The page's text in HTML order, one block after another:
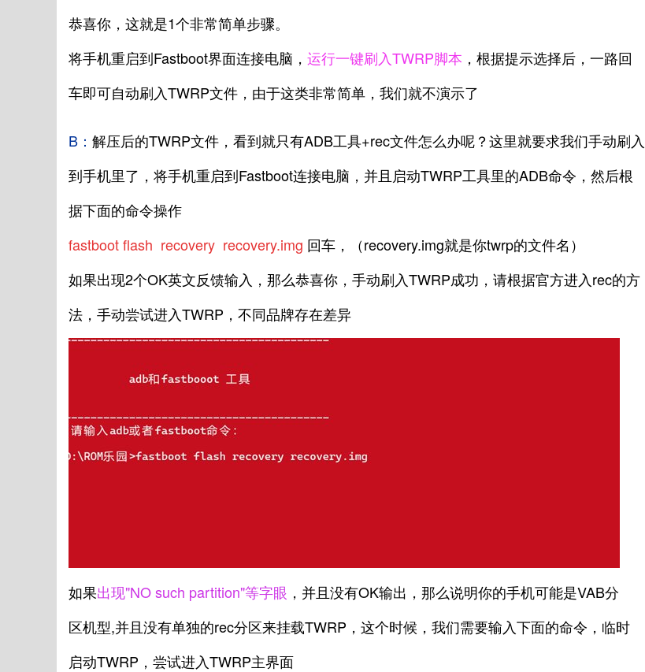
恭喜你，这就是1个非常简单步骤。
将手机重启到Fastboot界面连接电脑， 运行一键刷入TWRP脚本 ，根据提示选择后，一路回
车即可自动刷入TWRP文件，由于这类非常简单，我们就不演示了
B： 解压后的TWRP文件，看到就只有ADB工具+rec文件怎么办呢？这里就要求我们手动刷入
到手机里了，将手机重启到Fastboot连接电脑，并且启动TWRP工具里的ADB命令，然后根
据下面的命令操作
fastboot flash recovery recovery.img 回车，（recovery.img就是你twrp的文件名）
如果出现2个OK英文反馈输入，那么恭喜你，手动刷入TWRP成功，请根据官方进入rec的方
法，手动尝试进入TWRP，不同品牌存在差异
如果出现"NO such partition"等字眼 ，并且没有OK输出，那么说明你的手机可能是VAB分
区机型,并且没有单独的rec分区来挂载TWRP，这个时候，我们需要输入下面的命令，临时
启动TWRP，尝试进入TWRP主界面